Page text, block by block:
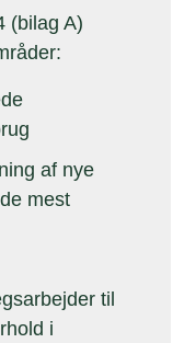
(bilag A)
af nye
mest
til
i